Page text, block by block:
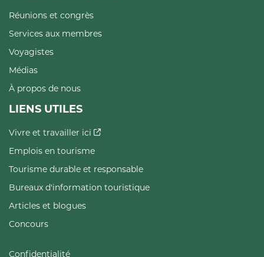
Réunions et congrès
Services aux membres
Voyagistes
Médias
À propos de nous
LIENS UTILES
Vivre et travailler ici
Emplois en tourisme
Tourisme durable et responsable
Bureaux d'information touristique
Articles et blogues
Concours
Confidentialité